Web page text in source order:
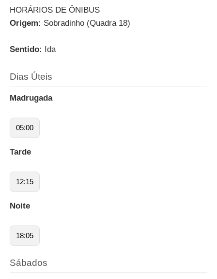
HORÁRIOS DE ÔNIBUS
Origem: Sobradinho (Quadra 18)
Sentido: Ida
Dias Úteis
Madrugada
05:00
Tarde
12:15
Noite
18:05
Sábados